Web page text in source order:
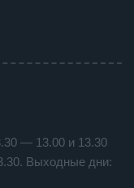
— 13.00 и 13.30
Выходные дни: